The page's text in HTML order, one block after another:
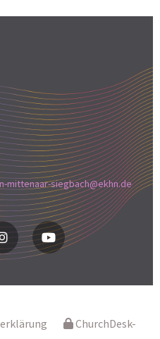
mittenaar-siegbach@ekhn.de
ChurchDesk-